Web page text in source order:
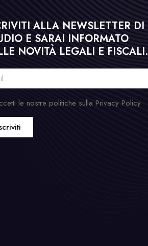
ALLA NEWSLETTER DI
E SARAI INFORMATO
NOVITÀ LEGALI E FISCALI.
le nostre politiche sulla Privacy Policy